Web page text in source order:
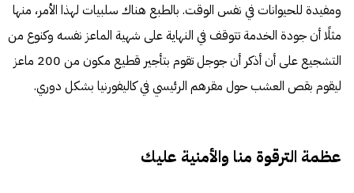
ومفيدة للحيوانات في نفس الوقت. بالطبع هناك سلبيات لهذا الأمر، منها
مثلًا أن جودة الخدمة تتوقف في النهاية على شهية الماعز نفسه وكنوع من
التشجيع على أن أذكر أنجوجل
تقوم بتأجير قطيع مكون من 200 ماعز
ليقوم بقص العشب حول مقرهم الرئيسي في كاليفورنيا بشكل دوري.
عظمة الترقوة منا والأمنية عليك